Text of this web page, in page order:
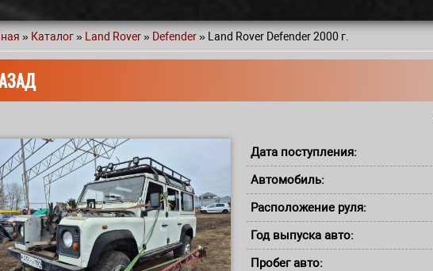
» Каталог» Land Rover» Defender» Land Rover Defender 2000 г.
Дата поступления:
Автомобиль:
Расположение руля:
Год выпуска авто:
Пробег авто: